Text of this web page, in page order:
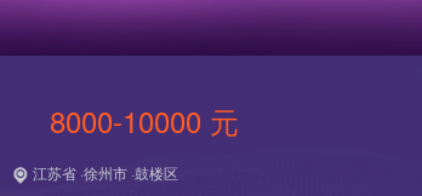
8000-10000 元
江苏省 ·徐州市 ·鼓楼区